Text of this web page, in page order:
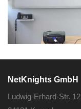
NetKnights GmbH
Ludwig-Erhard-Str. 12